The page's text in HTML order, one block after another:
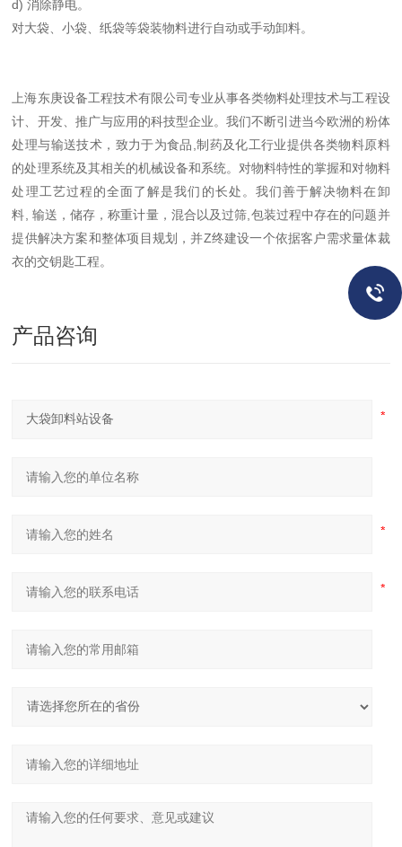
d) 消除静电。
对大袋、小袋、纸袋等袋装物料进行自动或手动卸料。
上海东庚设备工程技术有限公司专业从事各类物料处理技术与工程设
计、开发、推广与应用的科技型企业。我们不断引进当今欧洲的粉体
处理与输送技术，致力于为食品,制药及化工行业提供各类物料原料
的处理系统及其相关的机械设备和系统。对物料特性的掌握和对物料
处理工艺过程的全面了解是我们的长处。我们善于解决物料在卸
料, 输送，储存，称重计量，混合以及过筛,包装过程中存在的问题并
提供解决方案和整体项目规划，并Z终建设一个依据客户需求量体裁
衣的交钥匙工程。
产品咨询